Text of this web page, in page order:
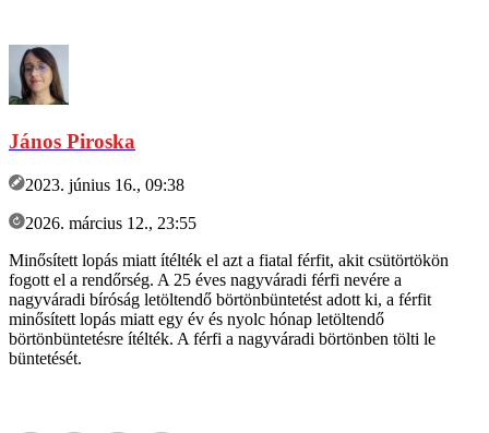
János Piroska
2023. június 16., 09:38
2026. március 12., 23:55
Minősített lopás miatt ítélték el azt a fiatal férfit, akit csütörtökön
fogott el a rendőrség. A 25 éves nagyváradi férfi nevére a
nagyváradi bíróság letöltendő börtönbüntetést adott ki, a férfit
minősített lopás miatt egy év és nyolc hónap letöltendő
börtönbüntetésre ítélték. A férfi a nagyváradi börtönben tölti le
büntetését.